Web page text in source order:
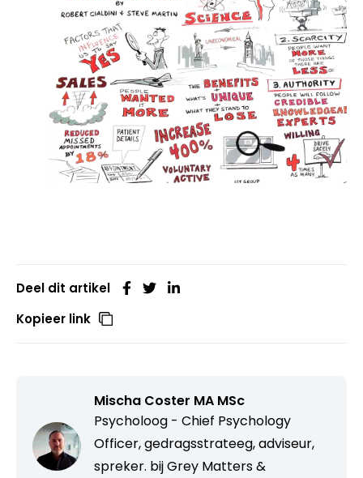
Deel dit artikel
Kopieer link
Mischa Coster MA MSc
Psycholoog - Chief Psychology
Officer, gedragsstrateeg, adviseur,
spreker. bijGrey Matters &